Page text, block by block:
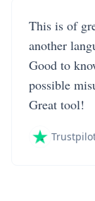
This is of
another
Good to
possible
Great tool!